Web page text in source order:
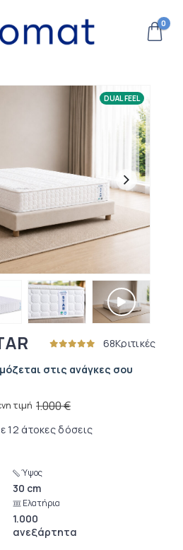
0
DUAL FEEL
68Κριτικές
στις ανάγκες σου
τιμή 1.000€
12 άτοκες δόσεις
Ύψος
30 cm
Ελατήρια
1.000
ανεξάρτητα